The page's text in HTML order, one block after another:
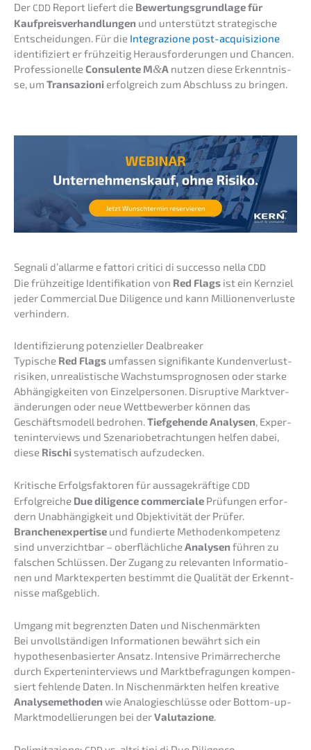
Der CDD Report liefert die Bewer­tungs­grund­la­ge für
Kaufpreis­ver­hand­lun­gen und unter­stützt strate­gi­sche
Entschei­dun­gen. Für die Integra­zio­ne post-acqui­si­zio­ne
identi­fi­ziert er frühzei­tig Heraus­for­de­run­gen und Chancen.
Profes­sio­nel­leConsu­len­te M&A nutzen diese Erkennt­nis­
se, um Transa­zio­ni erfolg­reich zum Abschluss zu bringen.
Segna­li d’all­ar­me e fatto­ri criti­ci di succes­so nella CDD
Die frühzei­ti­ge Identi­fi­ka­ti­on von Red Flags ist ein Kernziel
jeder Commer­cial Due Diligence und kann Millio­nen­ver­lus­te
verhindern.
Identi­fi­zie­rung poten­zi­el­ler Dealbreaker
Typische Red Flags umfas­sen signi­fi­kan­te Kunden­ver­lust­
ri­si­ken, unrea­lis­ti­sche Wachs­tums­pro­gno­sen oder starke
Abhän­gig­kei­ten von Einzel­per­so­nen. Disrup­ti­ve Markt­ver­
än­de­run­gen oder neue Wettbe­wer­ber können das
Geschäfts­mo­dell bedro­hen.Tiefge­hen­de Analy­sen, Exper­
ten­in­ter­views und Szena­rio­be­trach­tun­gen helfen dabei,
diese Rischisyste­ma­tisch aufzudecken.
Kriti­sche Erfolgs­fak­to­ren für aussa­ge­kräf­ti­ge CDD
Erfolg­rei­che Due diligence commer­cia­le Prüfun­gen erfor­
dern Unabhän­gig­keit und Objek­ti­vi­tät der Prüfer.
Branchen­ex­per­ti­se und fundier­te Metho­den­kom­pe­tenz
sind unver­zicht­bar – oberfläch­li­cheAnaly­sen führen zu
falschen Schlüs­sen. Der Zugang zu relevan­ten Infor­ma­tio­
nen und Markt­ex­per­ten bestimmt die Quali­tät der Erkennt­
nis­se maßgeblich.
Umgang mit begrenz­ten Daten und Nischenmärkten
Bei unvoll­stän­di­gen Infor­ma­tio­nen bewährt sich ein
hypothe­sen­ba­sier­ter Ansatz. Inten­si­ve Primär­re­cher­che
durch Exper­ten­in­ter­views und Markt­be­fra­gun­gen kompen­
siert fehlen­de Daten. In Nischen­märk­ten helfen kreati­ve
Analy­se­me­tho­den wie Analo­gie­schlüs­se oder Bottom-up-
Markt­mo­del­lie­run­gen bei derValuta­zio­ne.